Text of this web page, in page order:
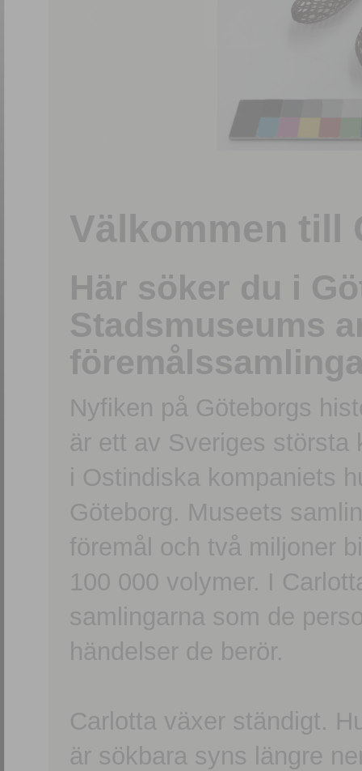
Välkommen till
Här söker du i
Stadsmuseums
Nyfiken på Göteborgs
är ett av Sveriges största
i Ostindiska kompaniets
Göteborg. Museets
föremål och två miljoner
100 000 volymer. I
samlingarna som de
händelser de berör.
Carlotta växer ständigt.
är sökbara syns längre